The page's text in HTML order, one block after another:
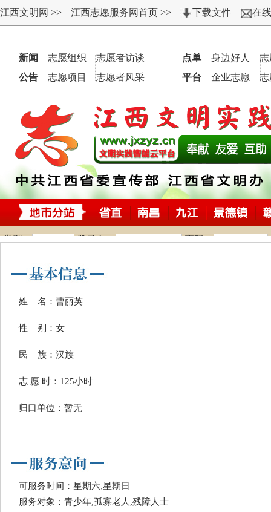
姓 名：曹丽英
性 别：女
民 族：汉族
志 愿 时：125小时
归口单位：暂无
可服务时间：星期六,星期日
服务对象：青少年,孤寡老人,残障人士